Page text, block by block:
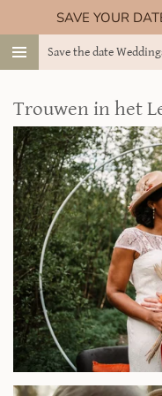
direct
naar
hoofdinhoud
Save the date
SAVE YOUR
Trouwen in het